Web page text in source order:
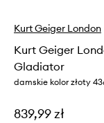
Kurt Geiger London
Kurt Geiger
Gladiator
damskie kolor złoty
839,99 zł